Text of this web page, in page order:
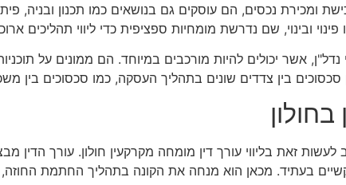
ומכירת נכסים, הם עוסקים גם בנושאים כמו תכנון ובניה,
פינוי ובינוי, שם נדרשת מומחיות ספציפית כדי ליווי תהליכים
נדל"ן, אשר יכולים להיות מורכבים במיוחד. הם ממונים על
בין צדדים שונים בתהליך העסקה, כמו סכסוכים בין
זאת בליווי עורך דין מומחה מקרקעין חולון. עורך
לקשיים בעתיד. מכאן הוא מנחה את הקונה בתהליך החתמת